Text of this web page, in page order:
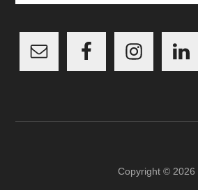
Copyright © 2026